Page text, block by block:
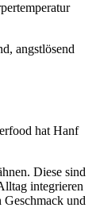
angstlösend
hat Hanf
Diese sind
integrieren
Geschmack und